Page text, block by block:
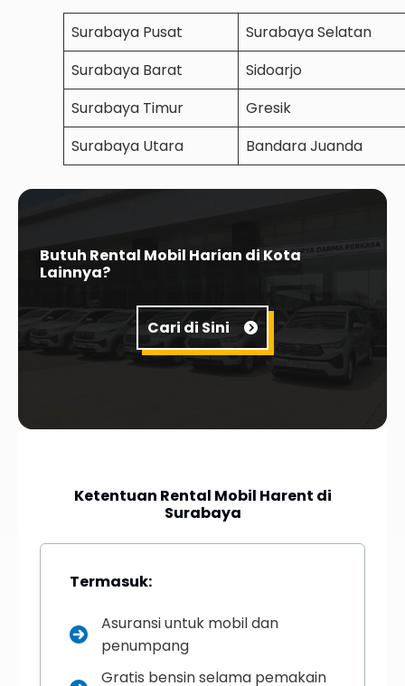
Surabaya Pusat
Surabaya Selatan
Surabaya Barat
Sidoarjo
Surabaya Timur
Gresik
Surabaya Utara
Bandara Juanda
Butuh Rental Mobil Harian di Kota
Lainnya?
Cari di Sini
Ketentuan Rental Mobil Harent di
Surabaya
Termasuk:
Asuransi untuk mobil dan
penumpang
Gratis bensin selama pemakain